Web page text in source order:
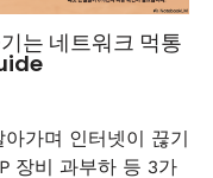
는 네트워크 먹통
가며 인터넷이 끊기
장비 과부하 등 3가